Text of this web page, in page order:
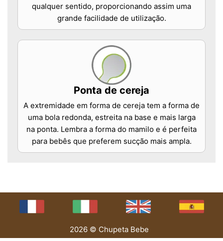
qualquer sentido, proporcionando assim uma
grande facilidade de utilização.
Ponta de cereja
A extremidade em forma de cereja tem a forma de
uma bola redonda, estreita na base e mais larga
na ponta. Lembra a forma do mamilo e é perfeita
para bebês que preferem sucção mais ampla.
2026 © Chupeta Bebe